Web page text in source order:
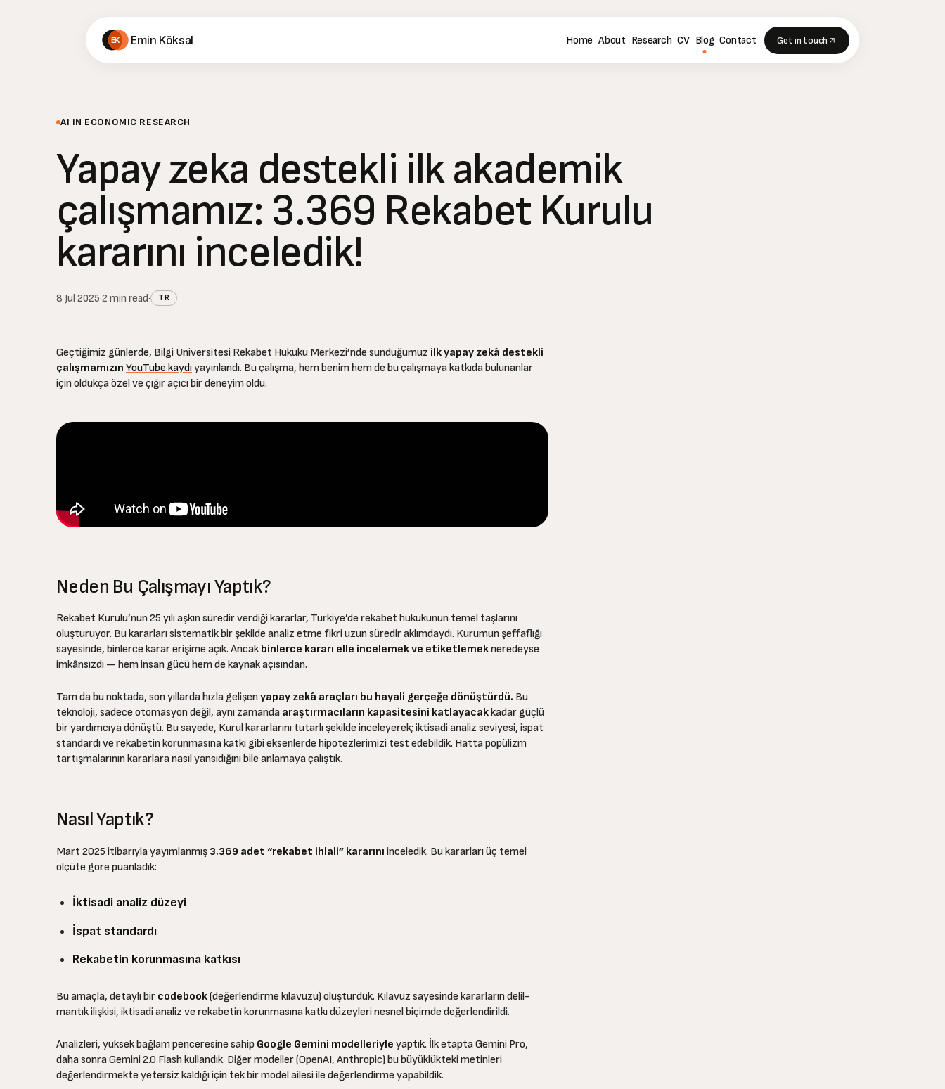
EK Emin Köksal Home About Research CV Blog Contact Get in touch
AI IN ECONOMIC RESEARCH
Yapay zeka destekli ilk akademik
çalışmamız: 3.369 Rekabet Kurulu
kararını inceledik!
8 Jul 2025·2 min read· TR
Geçtiğimiz günlerde, Bilgi Üniversitesi Rekabet Hukuku Merkezi’nde sunduğumuz ilk yapay zekâ destekli
çalışmamızın YouTube kaydıyayınlandı. Bu çalışma, hem benim hem de bu çalışmaya katkıda bulunanlar
için oldukça özel ve çığır açıcı bir deneyim oldu.
Neden Bu Çalışmayı Yaptık?
Rekabet Kurulu’nun 25 yılı aşkın süredir verdiği kararlar, Türkiye’de rekabet hukukunun temel taşlarını
oluşturuyor. Bu kararları sistematik bir şekilde analiz etme fikri uzun süredir aklımdaydı. Kurumun şeffaflığı
sayesinde, binlerce karar erişime açık. Ancak binlerce kararı elle incelemek ve etiketlemekneredeyse
imkânsızdı — hem insan gücü hem de kaynak açısından.
Tam da bu noktada, son yıllarda hızla gelişenyapay zekâ araçları bu hayali gerçeğe dönüştürdü. Bu
teknoloji, sadece otomasyon değil, aynı zamanda araştırmacıların kapasitesini katlayacakkadar güçlü
bir yardımcıya dönüştü. Bu sayede, Kurul kararlarını tutarlı şekilde inceleyerek; iktisadi analiz seviyesi, ispat
standardı ve rekabetin korunmasına katkı gibi eksenlerde hipotezlerimizi test edebildik. Hatta popülizm
tartışmalarının kararlara nasıl yansıdığını bile anlamaya çalıştık.
Nasıl Yaptık?
Mart 2025 itibarıyla yayımlanmış 3.369 adet “rekabet ihlali” kararını inceledik. Bu kararları üç temel
ölçüte göre puanladık:
İktisadi analiz düzeyi
İspat standardı
Rekabetin korunmasına katkısı
Bu amaçla, detaylı bir codebook(değerlendirme kılavuzu) oluşturduk. Kılavuz sayesinde kararların delil-
mantık ilişkisi, iktisadi analiz ve rekabetin korunmasına katkı düzeyleri nesnel biçimde değerlendirildi.
Analizleri, yüksek bağlam penceresine sahip Google Gemini modelleriyle yaptık. İlk etapta Gemini Pro,
daha sonra Gemini 2.0 Flash kullandık. Diğer modeller (OpenAI, Anthropic) bu büyüklükteki metinleri
değerlendirmekte yetersiz kaldığı için tek bir model ailesi ile değerlendirme yapabildik.